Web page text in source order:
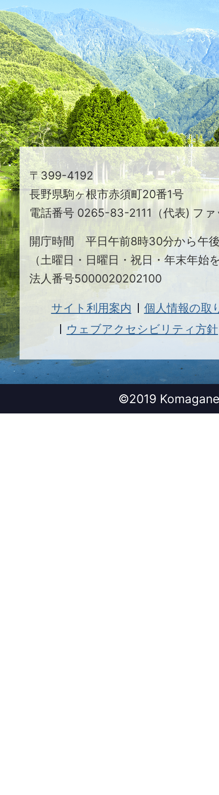
た
つ
映
え
る
ま
ち
駒
ヶ
根
市
〒399-4192
長野県駒ヶ根市赤須町20番1号
電話番号 0265-83-2111（代表) フ
開庁時間 平日午前8時30分から午
（土曜日・日曜日・祝日・年末年始
法人番号5000020202100
サイト利用案内
個人情報の取
ウェブアクセシビリティ方針
©2019